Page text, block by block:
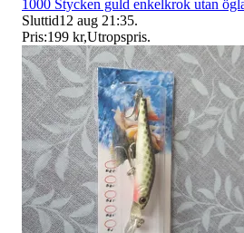
1000 Stycken guld enkelkrok utan
Sluttid12 aug 21:35.
Pris:199 kr,Utropspris.